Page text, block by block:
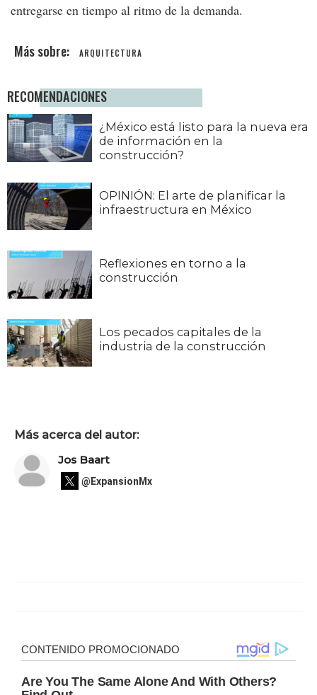
entregarse en tiempo al ritmo de la demanda.
ARQUITECTURA
RECOMENDACIONES
¿México está listo para la nueva era
de información en la
construcción?
OPINIÓN: El arte de planificar la
infraestructura en México
Reflexiones en torno a la
construcción
Los pecados capitales de la
industria de la construcción
Más acerca del autor:
Jos Baart
@ExpansionMx